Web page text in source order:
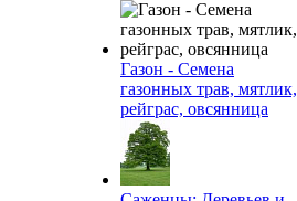
Газон - Семена
газонных трав, мятлик,
рейграс, овсянница